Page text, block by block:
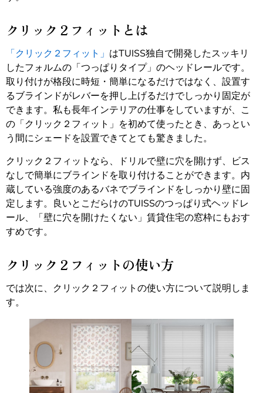
クリック２フィットとは
「クリック２フィット」 はTUISS独自で開発したスッキリ
したフォルムの「つっぱりタイプ」のヘッドレールです。
取り付けが格段に時短・簡単になるだけではなく、設置す
るブラインドがレバーを押し上げるだけでしっかり固定が
できます。私も長年インテリアの仕事をしていますが、こ
の「クリック２フィット」を初めて使ったとき、あっとい
う間にシェードを設置できてとても驚きました。
クリック２フィットなら、ドリルで壁に穴を開けず、ビス
なしで簡単にブラインドを取り付けることができます。内
蔵している強度のあるバネでブラインドをしっかり壁に固
定します。良いとこだらけのTUISSのつっぱり式ヘッドレ
ール、「壁に穴を開けたくない」賃貸住宅の窓枠にもおす
すめです。
クリック２フィットの使い方
では次に、クリック２フィットの使い方について説明しま
す。